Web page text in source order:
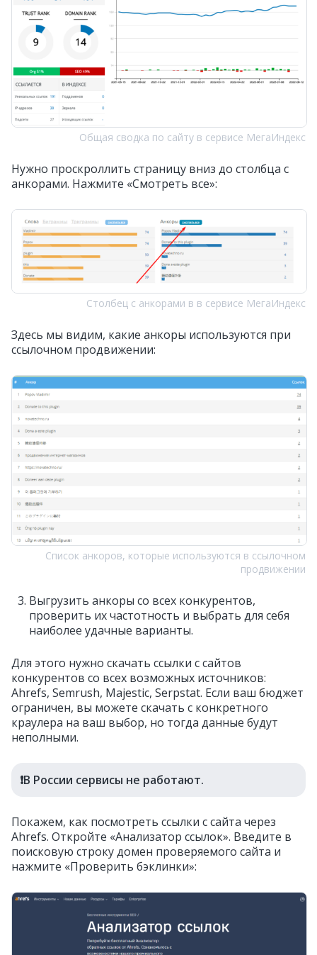
Общая сводка по сайту в сервисе МегаИндекс
Нужно проскроллить страницу вниз до столбца с
анкорами. Нажмите «Смотреть все»:
Столбец с анкорами в в сервисе МегаИндекс
Здесь мы видим, какие анкоры используются при
ссылочном продвижении:
Список анкоров, которые используются в ссылочном
продвижении
Выгрузить анкоры со всех конкурентов,
проверить их частотность и выбрать для себя
наиболее удачные варианты.
Для этого нужно скачать ссылки с сайтов
конкурентов со всех возможных источников:
Ahrefs, Semrush, Majestic, Serpstat. Если ваш бюджет
ограничен, вы можете скачать с конкретного
краулера на ваш выбор, но тогда данные будут
неполными.
❗️В России сервисы не работают.
Покажем, как посмотреть ссылки с сайта через
Ahrefs. Откройте «Анализатор ссылок». Введите в
поисковую строку домен проверяемого сайта и
нажмите «Проверить бэклинки»: